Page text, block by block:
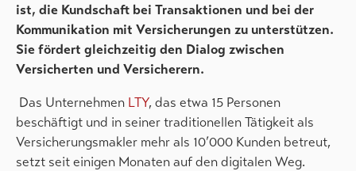
ist, die Kundschaft bei Transaktionen und bei der
Kommunikation mit Versicherungen zu unterstützen.
Sie fördert gleichzeitig den Dialog zwischen
Versicherten und Versicherern.
Das Unternehmen LTY, das etwa 15 Personen
beschäftigt und in seiner traditionellen Tätigkeit als
Versicherungsmakler mehr als 10’000 Kunden betreut,
setzt seit einigen Monaten auf den digitalen Weg.